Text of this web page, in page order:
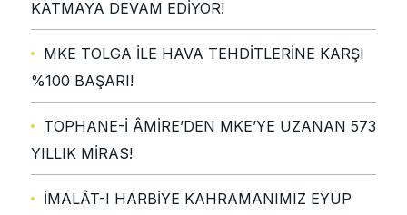
KATMAYA DEVAM EDİYOR!
MKE TOLGA İLE HAVA TEHDİTLERİNE KARŞI
%100 BAŞARI!
TOPHANE-İ ÂMİRE’DEN MKE’YE UZANAN 573
YILLIK MİRAS!
İMALÂT-I HARBİYE KAHRAMANIMIZ EYÜP